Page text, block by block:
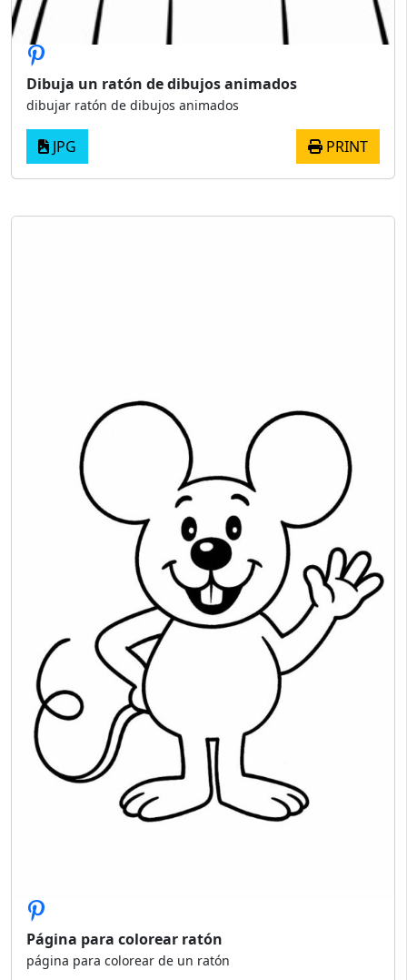
Dibuja un ratón de dibujos animados
dibujar ratón de dibujos animados
JPG PRINT
Página para colorear ratón
página para colorear de un ratón